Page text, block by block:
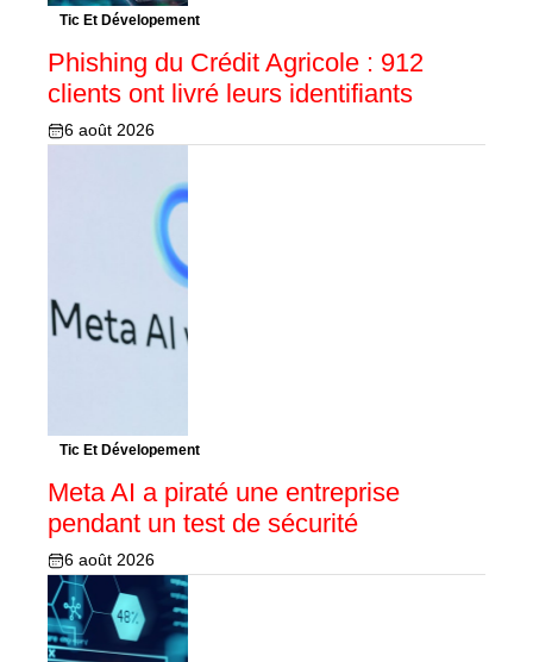
Tic Et Dévelopement
Phishing du Crédit Agricole : 912
clients ont livré leurs identifiants
6 août 2026
Tic Et Dévelopement
Meta AI a piraté une entreprise
pendant un test de sécurité
6 août 2026